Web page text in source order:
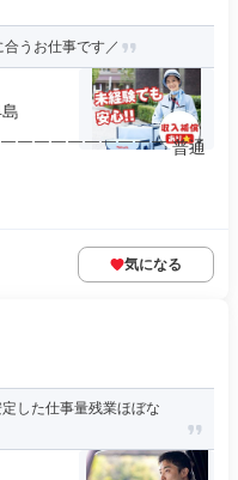
うお仕事です／
￣￣￣￣￣￣￣￣￣ 普通
気になる
した仕事量残業ほぼな